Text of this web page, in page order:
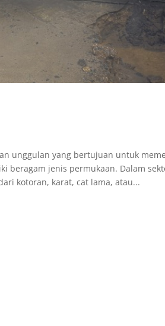
unggulan yang bertujuan untuk
beragam jenis permukaan. Dalam
kotoran, karat, cat lama, atau...